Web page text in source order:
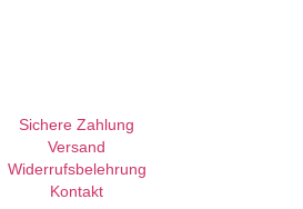
Sichere Zahlung
Versand
Widerrufsbelehrung
Kontakt